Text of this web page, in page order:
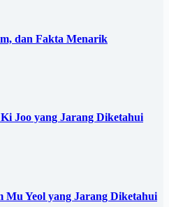
dan Fakta Menarik
Joo yang Jarang Diketahui
Yeol yang Jarang Diketahui